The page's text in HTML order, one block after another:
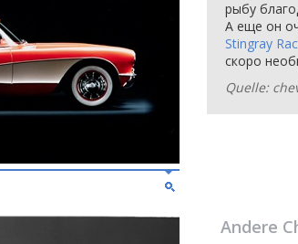
рыбу
А еще он
Stingray
скоро
Quelle:
Andere